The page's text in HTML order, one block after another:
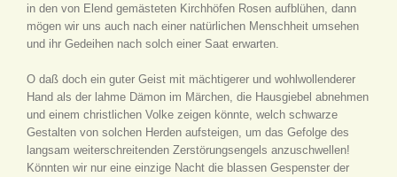
in den von Elend gemästeten Kirchhöfen Rosen aufblühen, dann
mögen wir uns auch nach einer natürlichen Menschheit umsehen
und ihr Gedeihen nach solch einer Saat erwarten.
O daß doch ein guter Geist mit mächtigerer und wohlwollenderer
Hand als der lahme Dämon im Märchen, die Hausgiebel abnehmen
und einem christlichen Volke zeigen könnte, welch schwarze
Gestalten von solchen Herden aufsteigen, um das Gefolge des
langsam weiterschreitenden Zerstörungsengels anzuschwellen!
Könnten wir nur eine einzige Nacht die blassen Gespenster der